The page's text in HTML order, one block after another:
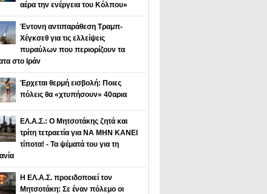
αέρα την ενέργεια του Κόλπου»
Έντονη αντιπαράθεση Τραμπ-
Χέγκσεθ για τις ελλείψεις
πυραύλων που περιορίζουν τα
στο Ιράν
Έρχεται θερμή εισβολή: Ποιες
πόλεις θα «χτυπήσουν» 40αρια
ΕΛ.Α.Σ.: Ο Μητσοτάκης ζητά και
τρίτη τετραετία για ΝΑ ΜΗΝ ΚΑΝΕΙ
τίποτα! - Τα ψέματά του για τη
Η ΕΛ.Α.Σ. προειδοποιεί τον
Μητσοτάκη: Σε έναν πόλεμο οι